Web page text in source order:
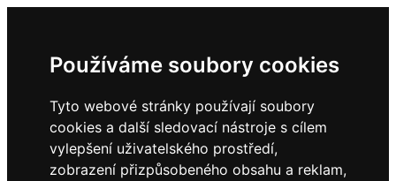
Používáme soubory cookies
Tyto webové stránky používají soubory
cookies a další sledovací nástroje s cílem
vylepšení uživatelského prostředí,
zobrazení přizpůsobeného obsahu a reklam,